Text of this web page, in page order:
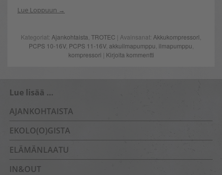
Lue Loppuun
Kategoriat: Ajankohtaista TROTEC | Avainsanat: Akkukompressori
PCPS 10‑16V, PCPS 11‑16V, akkuilmapumppu ilmapumppu
kompressori | Kirjoita kommentti
Lue lisää …
AJANKOHTAISTA
EKOLO(O)GISTA
ELÄMÄNLAATU
IN&OUT